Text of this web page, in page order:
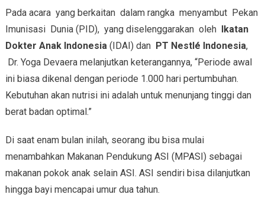
Pada acara yang berkaitan dalam rangka menyambut Pekan
Imunisasi Dunia (PID), yang diselenggarakan oleh
Ikatan
Dokter Anak Indonesia(IDAI) dan PT Nestlé Indonesia,
Dr. Yoga Devaera melanjutkan keterangannya, “Periode awal
ini biasa dikenal dengan periode 1.000 hari pertumbuhan.
Kebutuhan akan nutrisi ini adalah untuk menunjang tinggi dan
berat badan optimal.”
Di saat enam bulan inilah, seorang ibu bisa mulai
menambahkan Makanan Pendukung ASI (MPASI) sebagai
makanan pokok anak selain ASI. ASI sendiri bisa dilanjutkan
hingga bayi mencapai umur dua tahun.